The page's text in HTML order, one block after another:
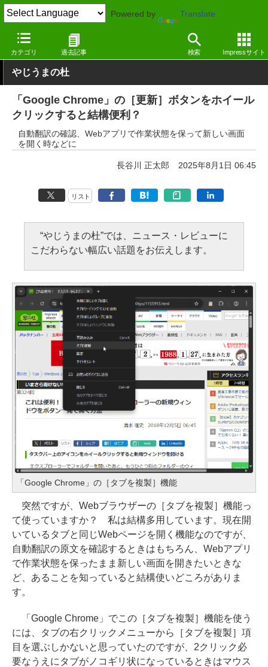
Powered by Translate
カテゴリ 過去記事 検索 Impressサイト
窓の杜 インターネット Windows
やじうまの杜
「Google Chrome」の［更新］ボタンをホイール
クリックすると結構便利？
自動翻訳の確認、Webアプリで作業状態を保って新しい画面
を開く時などに
長谷川 正太郎 2025年8月1日 06:45
リスト
“やじうまの杜”では、ニュース・レビューに
こだわらない幅広い話題をお伝えします。
「Google Chrome」の［タブを複製］機能
突然ですが、Webブラウザーの［タブを複製］機能っ
て使っていますか？ 私は結構多用しています。現在開
いているタブと同じWebページを開く機能なのですが、
自動翻訳の原文を確認するときはもちろん、Webアプリ
で作業状態を保ったまま新しい画面を開きたいときな
ど、あることを知っていると結構使いどころがありま
す。
「Google Chrome」でこの［タブを複製］機能を使う
には、タブの右クリックメニューから［タブを複製］項
目を選ぶしかないと思っていたのですが、2クリック必
要なうえにタブがノコギリ状になっているときはマウス